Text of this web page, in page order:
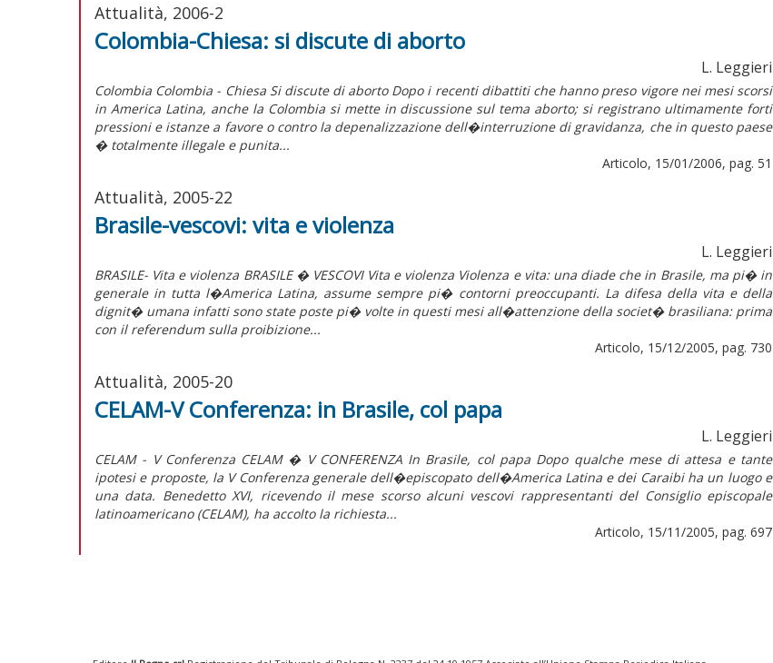
Attualità, 2006-2
Colombia-Chiesa: si discute di aborto
L. Leggieri
Colombia Colombia - Chiesa Si discute di aborto Dopo i recenti dibattiti che hanno preso vigore nei mesi scorsi
in America Latina, anche la Colombia si mette in discussione sul tema aborto; si registrano ultimamente forti
pressioni e istanze a favore o contro la depenalizzazione dell�interruzione di gravidanza, che in questo paese
� totalmente illegale e punita...
Articolo, 15/01/2006, pag. 51
Attualità, 2005-22
Brasile-vescovi: vita e violenza
L. Leggieri
BRASILE- Vita e violenza BRASILE � VESCOVI Vita e violenza Violenza e vita: una diade che in Brasile, ma pi� in
generale in tutta l�America Latina, assume sempre pi� contorni preoccupanti. La difesa della vita e della
dignit� umana infatti sono state poste pi� volte in questi mesi all�attenzione della societ� brasiliana: prima
con il referendum sulla proibizione...
Articolo, 15/12/2005, pag. 730
Attualità, 2005-20
CELAM-V Conferenza: in Brasile, col papa
L. Leggieri
CELAM - V Conferenza CELAM � V CONFERENZA In Brasile, col papa Dopo qualche mese di attesa e tante
ipotesi e proposte, la V Conferenza generale dell�episcopato dell�America Latina e dei Caraibi ha un luogo e
una data. Benedetto XVI, ricevendo il mese scorso alcuni vescovi rappresentanti del Consiglio episcopale
latinoamericano (CELAM), ha accolto la richiesta...
Articolo, 15/11/2005, pag. 697